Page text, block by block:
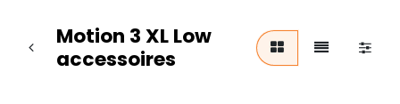
Motion 3 XL Low
accessoires